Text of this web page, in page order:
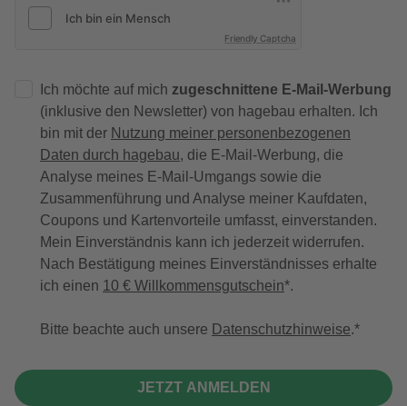
Friendly Captcha
Ich möchte auf mich zugeschnittene E-Mail-Werbung
(inklusive den Newsletter) von hagebau erhalten. Ich
bin mit der Nutzung meiner personenbezogenen
Daten durch hagebau, die E-Mail-Werbung, die
Analyse meines E-Mail-Umgangs sowie die
Zusammenführung und Analyse meiner Kaufdaten,
Coupons und Kartenvorteile umfasst, einverstanden.
Mein Einverständnis kann ich jederzeit widerrufen.
Nach Bestätigung meines Einverständnisses erhalte
ich einen 10 € Willkommensgutschein*.
Bitte beachte auch unsere Datenschutzhinweise.
JETZT ANMELDEN